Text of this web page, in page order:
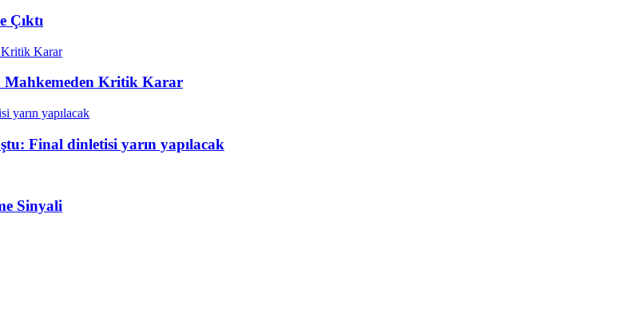
Çıktı
Mahkemeden Kritik Karar
Final dinletisi yarın yapılacak
Sinyali